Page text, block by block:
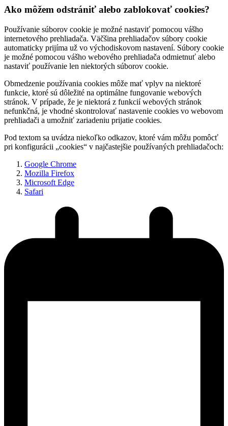
Ako môžem odstrániť alebo zablokovať cookies?
Používanie súborov cookie je možné nastaviť pomocou vášho
internetového prehliadača. Väčšina prehliadačov súbory cookie
automaticky prijíma už vo východiskovom nastavení. Súbory cookie
je možné pomocou vášho webového prehliadača odmietnuť alebo
nastaviť používanie len niektorých súborov cookie.
Obmedzenie používania cookies môže mať vplyv na niektoré
funkcie, ktoré sú dôležité na optimálne fungovanie webových
stránok. V prípade, že je niektorá z funkcií webových stránok
nefunkčná, je vhodné skontrolovať nastavenie cookies vo webovom
prehliadači a umožniť zariadeniu prijatie cookies.
Pod textom sa uvádza niekoľko odkazov, ktoré vám môžu pomôcť
pri konfigurácii „cookies“ v najčastejšie používaných prehliadačoch:
Google Chrome
Mozilla Firefox
Microsoft Edge
Safari